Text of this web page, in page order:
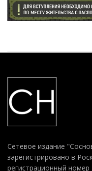
Сетевое издание
зарегистрировано в
регистрационный